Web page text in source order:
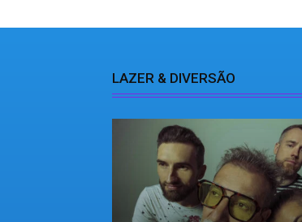
LAZER & DIVERSÃO